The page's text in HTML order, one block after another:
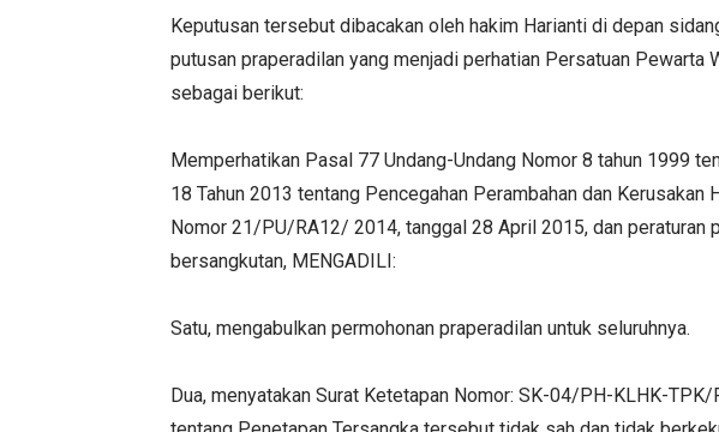
Keputusan tersebut dibacakan oleh hakim Harianti di depan
putusan praperadilan yang menjadi perhatian Persatuan Pewarta
sebagai berikut:
Memperhatikan Pasal 77 Undang-Undang Nomor 8 tahun 1999
18 Tahun 2013 tentang Pencegahan Perambahan dan Kerusakan
Nomor 21/PU/RA12/ 2014, tanggal 28 April 2015, dan peraturan
bersangkutan, MENGADILI:
Satu, mengabulkan permohonan praperadilan untuk seluruhnya.
Dua, menyatakan Surat Ketetapan Nomor: SK-04/PH-KLHK-